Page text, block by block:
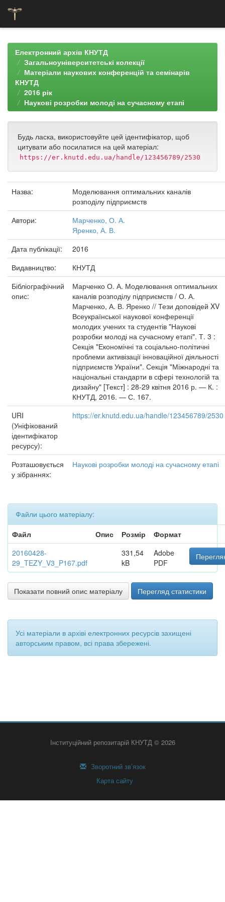
navigationЕлектронний архів КНУТД
Загальноуніверситетські колекції
Матеріали наукових конференцій та семінарів
КНУТД
2016 рік
Наукові розробки молоді на сучасному етапі
Будь ласка, використовуйте цей ідентифікатор, щоб
цитувати або посилатися на цей матеріал:
https://er.knutd.edu.ua/handle/123456789/2530
Назва:
Моделювання оптимальних каналів
розподілу підприємств
Автори:
Марченко, О. А.
Яренко, А. В.
Дата публікації:
2016
Видавництво:
КНУТД
Бібліографічний
опис:
Марченко О. А. Моделювання оптимальних
каналів розподілу підприємств / О. А.
Марченко, А. В. Яренко // Тези доповідей XV
Всеукраїнської наукової конференції
молодих учених та студентів "Наукові
розробки молоді на сучасному етапі". Т. 3 :
Секція "Економічні та соціально-політичні
проблеми активізації інноваційної діяльності
підприємств України". Секція "Міжнародні та
національні стандарти в сфері технологій та
дизайну" [Текст] : 28-29 квітня 2016 р. — К. :
КНУТД, 2016. — С. 167.
URI
(Уніфікований
ідентифікатор
ресурсу):
https://er.knutd.edu.ua/handle/123456789/2530
Розташовується
у зібраннях:
Наукові розробки молоді на сучасному етапі
Файли цього матеріалу:
Файл
Опис Розмір
Формат
20160428-
29_TEZY_V3_P167.pdf
331,54
kB
Adobe
PDF
Показати повний опис матеріалу Перегляд статистики
Усі матеріали в архіві електронних ресурсів захищені
авторським правом, всі права збережені.
Інституційний репозитарій КНУТД © 2026
Зворотний зв’язок
Карта сайту